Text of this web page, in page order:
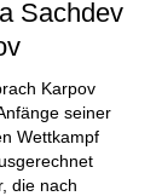
Sachdev
Karpov
seiner
Wettkampf
die nach